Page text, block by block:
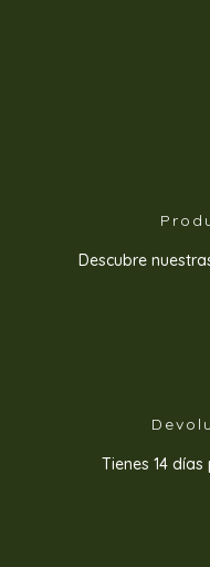
Descubre
Tienes 14